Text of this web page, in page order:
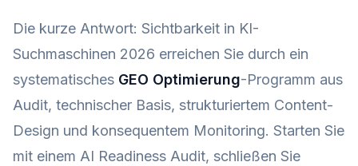
Die kurze Antwort: Sichtbarkeit in KI-
Suchmaschinen 2026 erreichen Sie durch ein
systematisches GEO Optimierung-Programm aus
Audit, technischer Basis, strukturiertem Content-
Design und konsequentem Monitoring. Starten Sie
mit einem AI Readiness Audit, schließen Sie